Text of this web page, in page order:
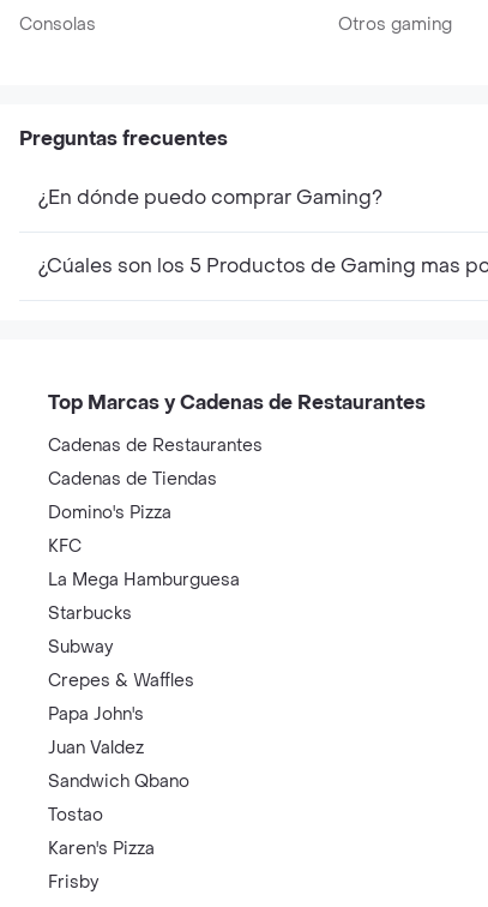
Consolas Otros gaming
Preguntas frecuentes
¿En dónde puedo comprar Gaming?
¿Cúales son los 5 Productos de Gaming mas
Top Marcas y Cadenas de Restaurantes
Cadenas de Restaurantes
Cadenas de Tiendas
Domino's Pizza
KFC
La Mega Hamburguesa
Starbucks
Subway
Crepes & Waffles
Papa John's
Juan Valdez
Sandwich Qbano
Tostao
Karen's Pizza
Frisby